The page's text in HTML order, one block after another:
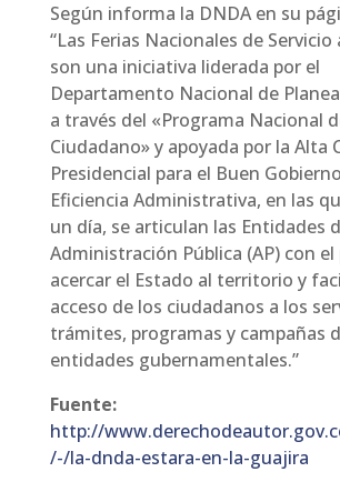
Según informa la DNDA en su
“Las Ferias Nacionales de
son una iniciativa liderada por el
Departamento Nacional de
a través del «Programa Nacional
Ciudadano» y apoyada por la Alta
Presidencial para el Buen
Eficiencia Administrativa, en las
un día, se articulan las Entidades
Administración Pública (AP) con
acercar el Estado al territorio y
acceso de los ciudadanos a los
trámites, programas y campañas
entidades gubernamentales.”
Fuente:
http://
/-/la-dnda-estara-en-la-guajira